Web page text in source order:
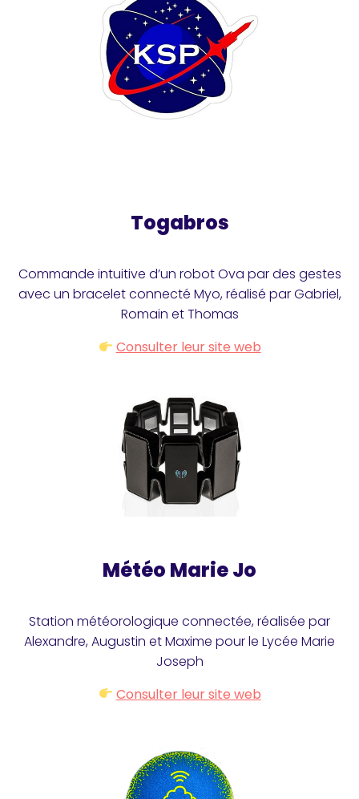
Togabros
Commande intuitive d’un robot Ova par des gestes
avec un bracelet connecté Myo, réalisé par Gabriel,
Romain et Thomas
Consulter leur site web
Météo Marie Jo
Station météorologique connectée, réalisée par
Alexandre, Augustin et Maxime pour le Lycée Marie
Joseph
Consulter leur site web